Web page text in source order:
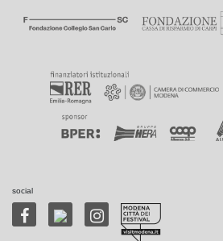
social